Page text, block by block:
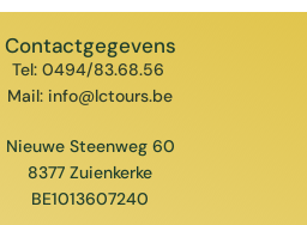
Contactgegevens
Tel: 0494/83.68.56
Mail: info@lctours.be
Nieuwe Steenweg 60
8377 Zuienkerke
BE1013607240